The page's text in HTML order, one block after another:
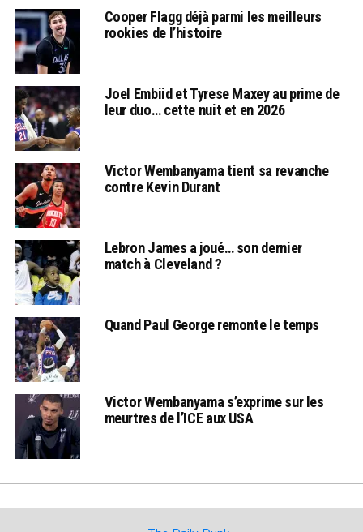
Cooper Flagg déjà parmi les meilleurs
rookies de l’histoire
Joel Embiid et Tyrese Maxey au prime de
leur duo… cette nuit et en 2026
Victor Wembanyama tient sa revanche
contre Kevin Durant
Lebron James a joué… son dernier
match à Cleveland ?
Quand Paul George remonte le temps
Victor Wembanyama s’exprime sur les
meurtres de l’ICE aux USA